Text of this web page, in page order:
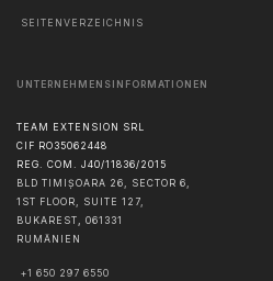
SEITENVERZEICHNIS
UNTERNEHMENSINFORMATIONEN
TEAM EXTENSION SRL
CIF RO35062448
REG. COM. J40/11836/2015
BLD TIMIȘOARA 26, SECTOR 6,
1ST FLOOR, SUITE 127,
BUKAREST, 061331
RUMÄNIEN
+1 650 297 6550